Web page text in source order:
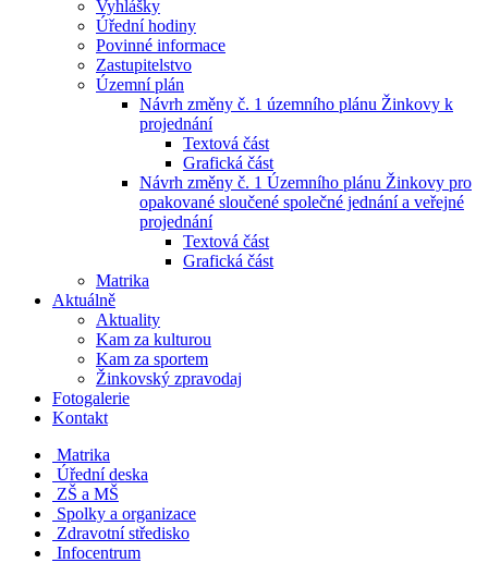
Vyhlášky
Úřední hodiny
Povinné informace
Zastupitelstvo
Územní plán
Návrh změny č. 1 územního plánu Žinkovy k
projednání
Textová část
Grafická část
Návrh změny č. 1 Územního plánu Žinkovy pro
opakované sloučené společné jednání a veřejné
projednání
Textová část
Grafická část
Matrika
Aktuálně
Aktuality
Kam za kulturou
Kam za sportem
Žinkovský zpravodaj
Fotogalerie
Kontakt
Matrika
Úřední deska
ZŠ a MŠ
Spolky a organizace
Zdravotní středisko
Infocentrum